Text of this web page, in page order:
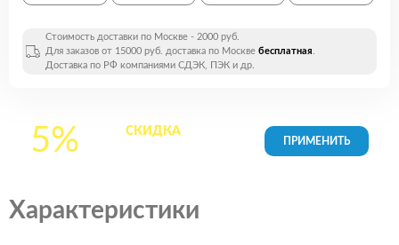
Стоимость доставки по Москве - 2000 руб.
Для заказов от 15000 руб. доставка по Москве бесплатная.
Доставка по РФ компаниями СДЭК, ПЭК и др.
5% СКИДКАна все
Характеристики